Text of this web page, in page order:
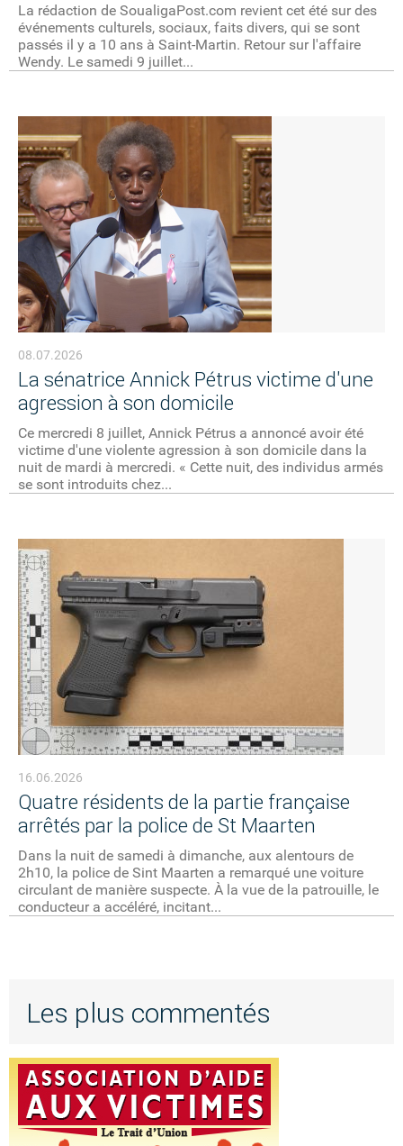
La rédaction de SoualigaPost.com revient cet été sur des
événements culturels, sociaux, faits divers, qui se sont
passés il y a 10 ans à Saint-Martin. Retour sur l'affaire
Wendy. Le samedi 9 juillet...
08.07.2026
La sénatrice Annick Pétrus victime d'une
agression à son domicile
Ce mercredi 8 juillet, Annick Pétrus a annoncé avoir été
victime d'une violente agression à son domicile dans la
nuit de mardi à mercredi. « Cette nuit, des individus armés
se sont introduits chez...
16.06.2026
Quatre résidents de la partie française
arrêtés par la police de St Maarten
Dans la nuit de samedi à dimanche, aux alentours de
2h10, la police de Sint Maarten a remarqué une voiture
circulant de manière suspecte. À la vue de la patrouille, le
conducteur a accéléré, incitant...
Les plus commentés